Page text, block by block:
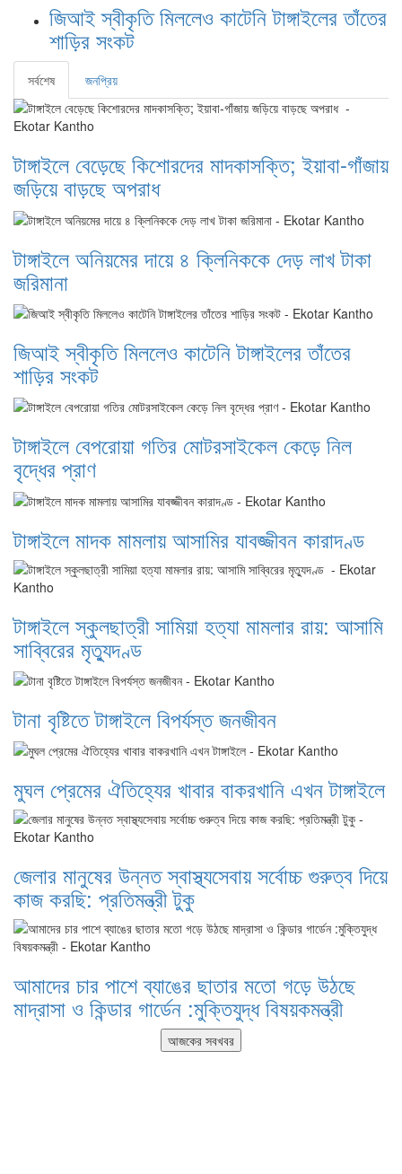
জিআই স্বীকৃতি মিললেও কাটেনি টাঙ্গাইলের তাঁতের
শাড়ির সংকট
সর্বশেষ জনপ্রিয়
টাঙ্গাইলে বেড়েছে কিশোরদের মাদকাসক্তি; ইয়াবা-গাঁজায়
জড়িয়ে বাড়ছে অপরাধ
টাঙ্গাইলে অনিয়মের দায়ে ৪ ক্লিনিককে দেড় লাখ টাকা
জরিমানা
জিআই স্বীকৃতি মিললেও কাটেনি টাঙ্গাইলের তাঁতের
শাড়ির সংকট
টাঙ্গাইলে বেপরোয়া গতির মোটরসাইকেল কেড়ে নিল
বৃদ্ধের প্রাণ
টাঙ্গাইলে মাদক মামলায় আসামির যাবজ্জীবন কারাদণ্ড
টাঙ্গাইলে স্কুলছাত্রী সামিয়া হত্যা মামলার রায়: আসামি
সাব্বিরের মৃত্যুদণ্ড
টানা বৃষ্টিতে টাঙ্গাইলে বিপর্যস্ত জনজীবন
মুঘল প্রেমের ঐতিহ্যের খাবার বাকরখানি এখন টাঙ্গাইলে
জেলার মানুষের উন্নত স্বাস্থ্যসেবায় সর্বোচ্চ গুরুত্ব দিয়ে
কাজ করছি: প্রতিমন্ত্রী টুকু
আমাদের চার পাশে ব্যাঙের ছাতার মতো গড়ে উঠছে
মাদ্রাসা ও কিন্ডার গার্ডেন :মুক্তিযুদ্ধ বিষয়কমন্ত্রী